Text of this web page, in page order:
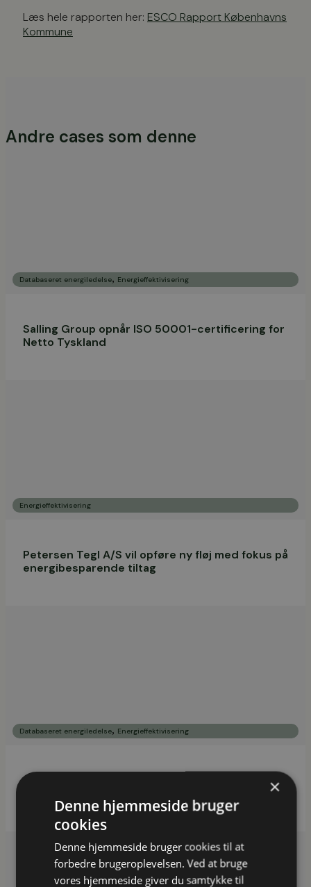
Læs hele rapporten her: ESCO Rapport Københavns
Kommune
Andre cases som denne
Databaseret energiledelse, Energieffektivisering
Salling Group opnår ISO 50001-certificering for
Netto Tyskland
Energieffektivisering
Petersen Tegl A/S vil opføre ny fløj med fokus på
energibesparende tiltag
Databaseret energiledelse, Energieffektivisering
KL og Transition har hjulpet kommuner med
energieffektivisering gennem taskforce-forløb
×
Denne hjemmeside bruger
cookies
Denne hjemmeside bruger cookies til at
forbedre brugeroplevelsen. Ved at bruge
vores hjemmeside giver du samtykke til